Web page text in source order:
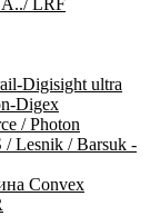
LRF
Digisight ultra
Digex
/ Photon
Lesnik / Barsuk -
Convex